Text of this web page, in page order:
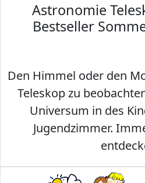
Astronomie
Bestseller
Den Himmel oder den
Teleskop zu
Universum in des
Jugendzimmer.